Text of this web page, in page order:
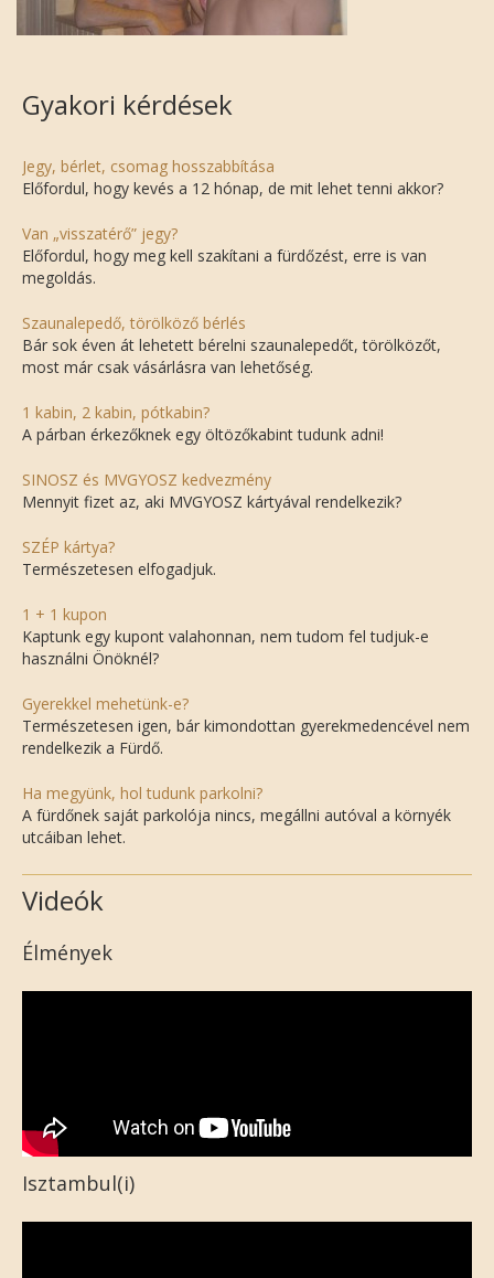
Gyakori kérdések
Jegy, bérlet, csomag hosszabbítása
Előfordul, hogy kevés a 12 hónap, de mit lehet tenni akkor?
Van „visszatérő” jegy?
Előfordul, hogy meg kell szakítani a fürdőzést, erre is van
megoldás.
Szaunalepedő, törölköző bérlés
Bár sok éven át lehetett bérelni szaunalepedőt, törölközőt,
most már csak vásárlásra van lehetőség.
1 kabin, 2 kabin, pótkabin?
A párban érkezőknek egy öltözőkabint tudunk adni!
SINOSZ és MVGYOSZ kedvezmény
Mennyit fizet az, aki MVGYOSZ kártyával rendelkezik?
SZÉP kártya?
Természetesen elfogadjuk.
1 + 1 kupon
Kaptunk egy kupont valahonnan, nem tudom fel tudjuk-e
használni Önöknél?
Gyerekkel mehetünk-e?
Természetesen igen, bár kimondottan gyerekmedencével nem
rendelkezik a Fürdő.
Ha megyünk, hol tudunk parkolni?
A fürdőnek saját parkolója nincs, megállni autóval a környék
utcáiban lehet.
Videók
Élmények
Isztambul(i)